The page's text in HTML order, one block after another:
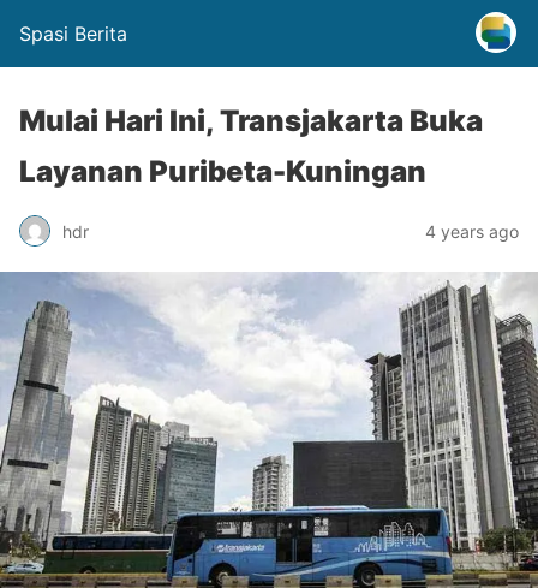
Spasi Berita
Mulai Hari Ini, Transjakarta Buka
Layanan Puribeta-Kuningan
hdr 4 years ago